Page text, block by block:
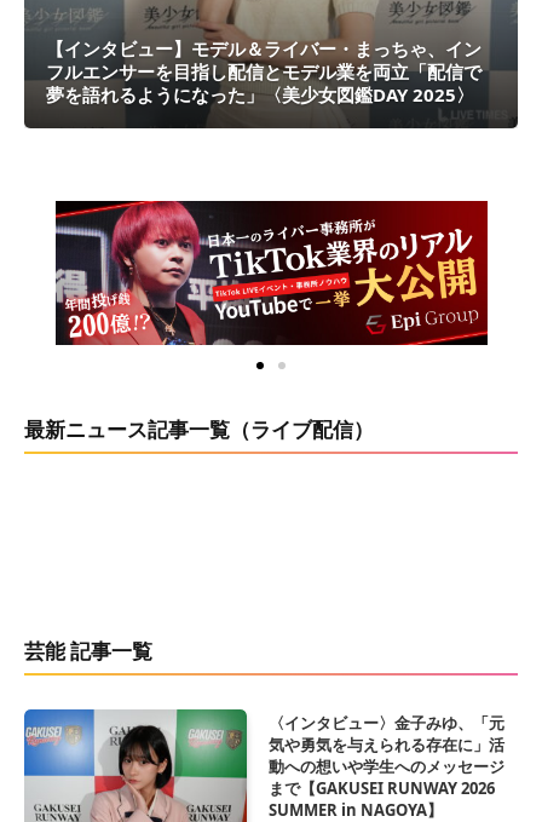
【インタビュー】モデル＆ライバー・まっちゃ、イン
フルエンサーを目指し配信とモデル業を両立「配信で
夢を語れるようになった」〈美少女図鑑DAY 2025〉
最新ニュース記事一覧（ライブ配信）
芸能 記事一覧
〈インタビュー〉金子みゆ、「元
気や勇気を与えられる存在に」活
動への想いや学生へのメッセージ
まで【GAKUSEI RUNWAY 2026
SUMMER in NAGOYA】